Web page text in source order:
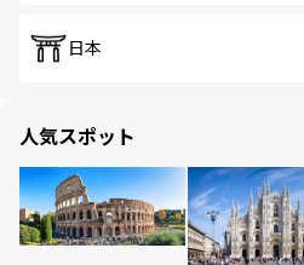
日本
人気スポット